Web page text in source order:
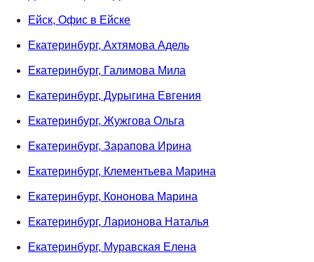
Ейск, Офис в Ейске
Екатеринбург, Ахтямова Адель
Екатеринбург, Галимова Мила
Екатеринбург, Дурыгина Евгения
Екатеринбург, Жужгова Ольга
Екатеринбург, Зарапова Ирина
Екатеринбург, Клементьева Марина
Екатеринбург, Кононова Марина
Екатеринбург, Ларионова Наталья
Екатеринбург, Муравская Елена